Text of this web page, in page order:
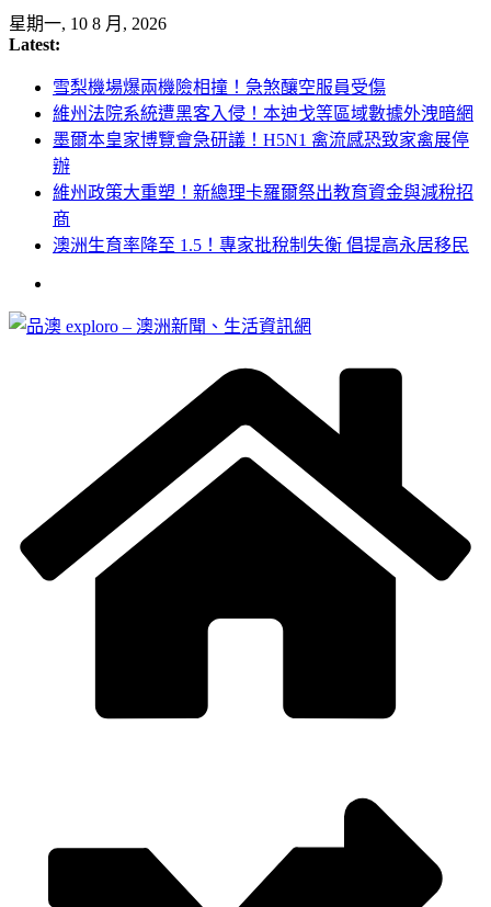
Skip
to
content
星期一, 10 8 月, 2026
Latest:
雪梨機場爆兩機險相撞！急煞釀空服員受傷
維州法院系統遭黑客入侵！本迪戈等區域數據外洩暗網
墨爾本皇家博覽會急研議！H5N1 禽流感恐致家禽展停
辦
維州政策大重塑！新總理卡羅爾祭出教育資金與減稅招
商
澳洲生育率降至 1.5！專家批稅制失衡 倡提高永居移民